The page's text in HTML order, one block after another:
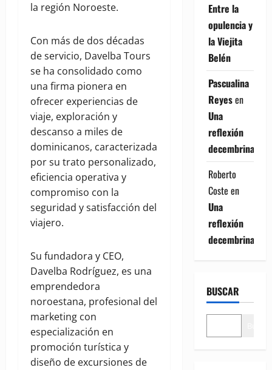
la región Noroeste.
Con más de dos décadas
de servicio, Davelba Tours
se ha consolidado como
una firma pionera en
ofrecer experiencias de
viaje, exploración y
descanso a miles de
dominicanos, caracterizada
por su trato personalizado,
eficiencia operativa y
compromiso con la
seguridad y satisfacción del
viajero.
Su fundadora y CEO,
Davelba Rodríguez, es una
emprendedora
noroestana, profesional del
marketing con
especialización en
promoción turística y
diseño de excursiones de
Entre la
opulencia y
la Viejita
Belén
Pascualina
Reyesen
Una
reflexión
decembrina
Roberto
Coste en
Una
reflexión
decembrina
BUSCAR